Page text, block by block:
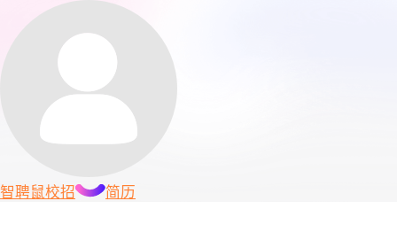
智聘鼠校招 简历